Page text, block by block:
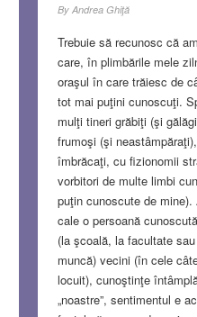
By Andrea Ghiţă
Trebuie să recunosc că
care, în plimbările mele
oraşul în care trăiesc de
tot mai puţini cunoscuţi.
mulţi tineri grăbiţi (şi
frumoşi (şi
îmbrăcaţi, cu fizionomii
vorbitori de multe limbi
puţin cunoscute de
cale o persoană
(la şcoală, la facultate
muncă) vecini (în cele
locuit), cunoştinţe
„noastre”, sentimentul e